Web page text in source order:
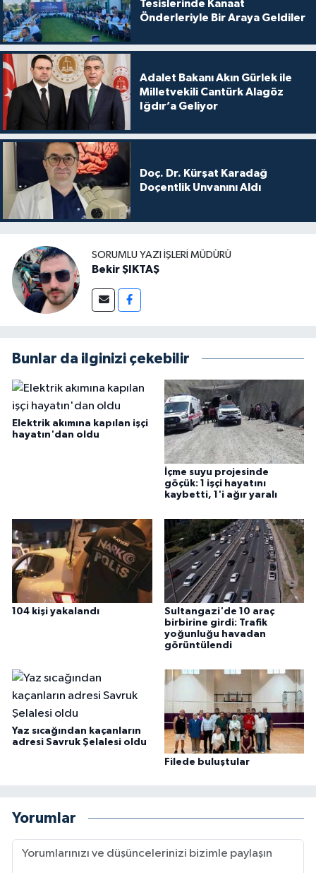
Tesislerinde Kanaat
Önderleriyle Bir Araya Geldiler
Adalet Bakanı Akın Gürlek ile
Milletvekili Cantürk Alagöz
Iğdır’a Geliyor
Doç. Dr. Kürşat Karadağ
Doçentlik Unvanını Aldı
SORUMLU YAZI İŞLERI MÜDÜRÜ
Bekir ŞIKTAŞ
Bunlar da ilginizi çekebilir
Elektrik akımına kapılan işçi
hayatın'dan oldu
İçme suyu projesinde
göçük: 1 işçi hayatını
kaybetti, 1'i ağır yaralı
104 kişi yakalandı
Sultangazi'de 10 araç
birbirine girdi: Trafik
yoğunluğu havadan
görüntülendi
Yaz sıcağından kaçanların
adresi Savruk Şelalesi oldu
Filede buluştular
Yorumlar